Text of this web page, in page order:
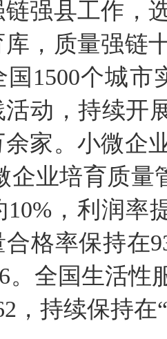
强县工作，
，质量强链
国1500个城
动，持续开
余家。小微企
企业培育质量
，利润率
格率保持在
。全国生活
，持续保持在